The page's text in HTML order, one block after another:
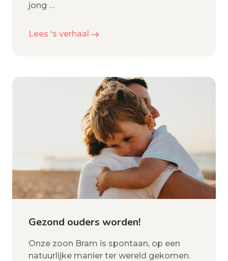
jong …
Lees 's verhaal
Gezond ouders worden!
Onze zoon Bram is spontaan, op een
natuurlijke manier ter wereld gekomen.